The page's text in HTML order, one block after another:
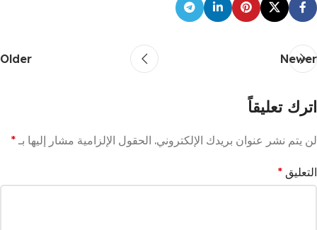
Newer
Older
اترك تعليقاً
لن يتم نشر عنوان بريدك الإلكتروني. الحقول الإلزامية مشار إليها بـ *
التعليق *